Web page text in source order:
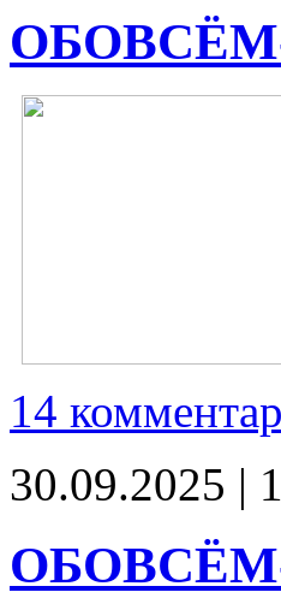
ОБОВСЁМ-
14
30.09.2025 |
ОБОВСЁМ-